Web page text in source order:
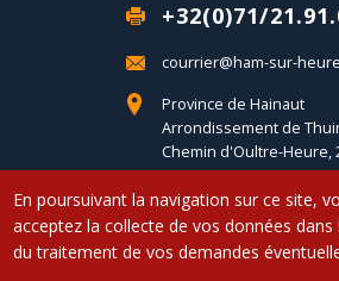
+32(0)71/
courrier@ham-sur-
Province de Hainaut
Arrondissement de
Chemin d'Oultre-Heure,
B-6120 Ham-sur-Heure
Copyright © 2017 Commune d'Ham-sur-
LemonCom
En poursuivant la navigation sur ce site,
acceptez la collecte de vos données dans
du traitement de vos demandes